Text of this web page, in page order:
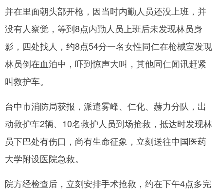
并在里面朝头部开枪，因当时内勤人员还没上班，并
没有人察觉，等到8点内勤人员上班后未发现林员身
影，四处找人，约8点54分一名女性同仁在枪械室发现
林员倒在血泊中，吓到惊声大叫，其他同仁闻讯赶紧
叫救护车。
台中市消防局获报，派遣雾峰、仁化、赫力分队，出
动救护车2辆、10名救护人员到场抢救，抵达时发现林
员下巴处有伤口，尚有生命征象，立刻送往中国医药
大学附设医院急救。
院方经检查后，立刻安排手术抢救，约在下午4点多完